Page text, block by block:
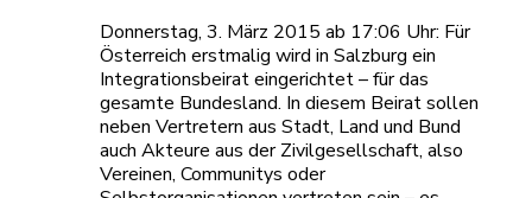
Donnerstag, 3. März 2015 ab 17:06 Uhr: Für
Österreich erstmalig wird in Salzburg ein
Integrationsbeirat eingerichtet – für das
gesamte Bundesland. In diesem Beirat sollen
neben Vertretern aus Stadt, Land und Bund
auch Akteure aus der Zivilgesellschaft, also
Vereinen, Communitys oder